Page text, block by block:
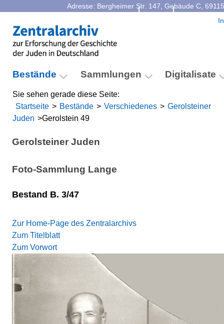
Adresse: Bergheimer Str. 147, Gebäude C,
Bestände Sammlungen Digitalisate
Sie sehen gerade diese Seite:
Startseite > Bestände > Verschiedenes > Gerolsteiner
Juden >Gerolstein 49
Gerolsteiner Juden
Foto-Sammlung Lange
Bestand B. 3/47
Zur Home-Page des Zentralarchivs
Zum Titelblatt
Zum Vorwort